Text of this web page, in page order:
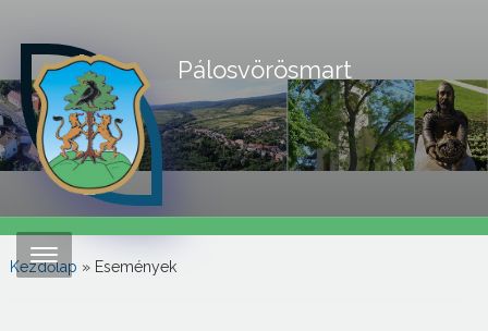
Pálosvörösmart
Kezdőlap » Események